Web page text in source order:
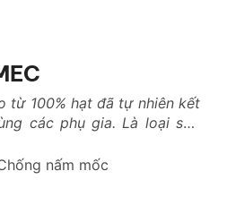
từ 100% hạt đã tự nhiên kết
các phụ gia. Là loại sơn
có khả năng kháng nhiệt,
chống muối mặn..
nấm mốc